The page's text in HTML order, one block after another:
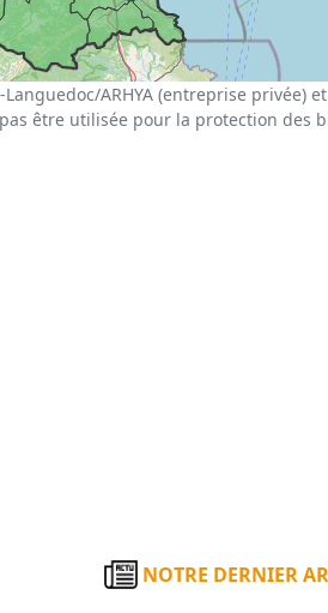
ARHYA (entreprise privée)
être utilisée pour la protection des
NOTRE DERNIER